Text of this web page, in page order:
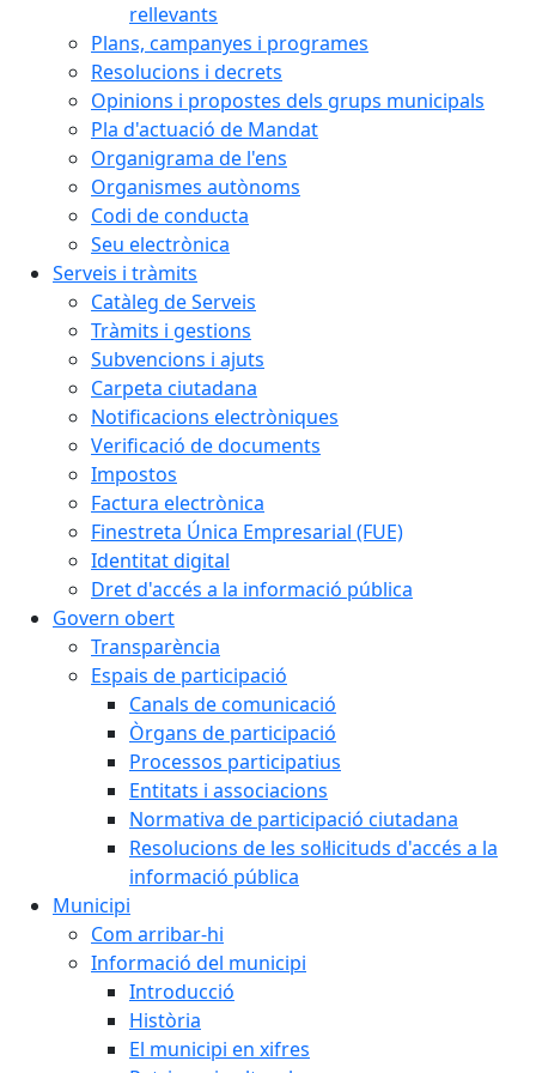
rellevants
Plans, campanyes i programes
Resolucions i decrets
Opinions i propostes dels grups municipals
Pla d'actuació de Mandat
Organigrama de l'ens
Organismes autònoms
Codi de conducta
Seu electrònica
Serveis i tràmits
Catàleg de Serveis
Tràmits i gestions
Subvencions i ajuts
Carpeta ciutadana
Notificacions electròniques
Verificació de documents
Impostos
Factura electrònica
Finestreta Única Empresarial (FUE)
Identitat digital
Dret d'accés a la informació pública
Govern obert
Transparència
Espais de participació
Canals de comunicació
Òrgans de participació
Processos participatius
Entitats i associacions
Normativa de participació ciutadana
Resolucions de les sol·licituds d'accés a la
informació pública
Municipi
Com arribar-hi
Informació del municipi
Introducció
Història
El municipi en xifres